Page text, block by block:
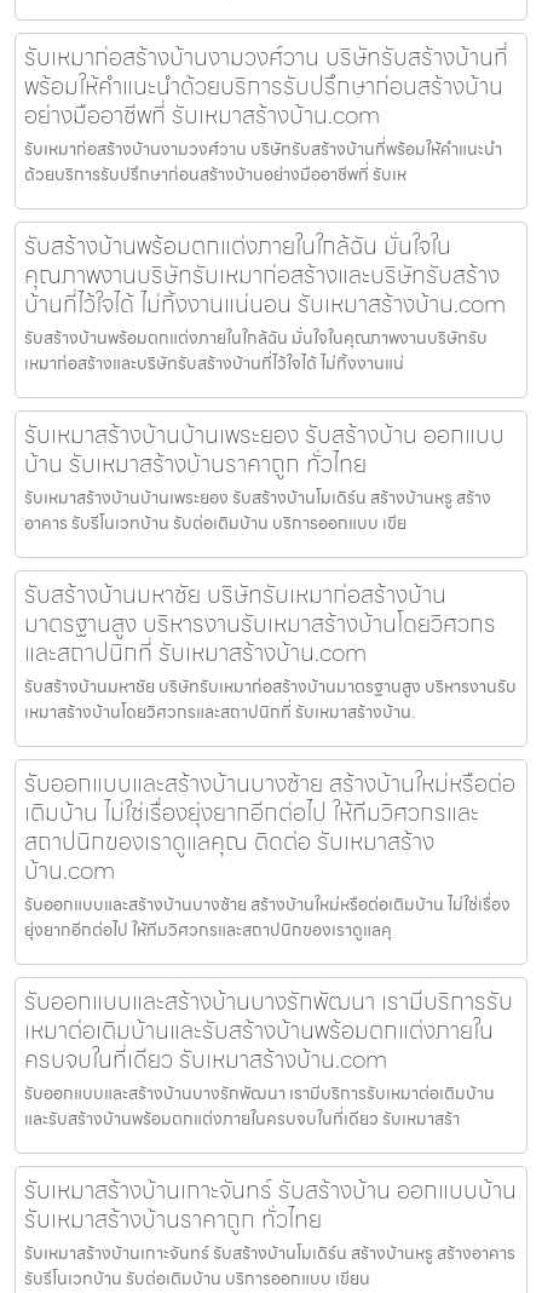
รับเหมาก่อสร้างบ้านงามวงศ์วาน บริษัทรับสร้างบ้านที่
พร้อมให้คำแนะนำด้วยบริการรับปรึกษาก่อนสร้างบ้าน
อย่างมืออาชีพที่ รับเหมาสร้างบ้าน.com
รับเหมาก่อสร้างบ้านงามวงศ์วาน บริษัทรับสร้างบ้านที่พร้อมให้คำแนะนำ
ด้วยบริการรับปรึกษาก่อนสร้างบ้านอย่างมืออาชีพที่ รับเห
รับสร้างบ้านพร้อมตกแต่งภายในใกล้ฉัน มั่นใจใน
คุณภาพงานบริษัทรับเหมาก่อสร้างและบริษัทรับสร้าง
บ้านที่ไว้ใจได้ ไม่ทิ้งงานแน่นอน รับเหมาสร้างบ้าน.com
รับสร้างบ้านพร้อมตกแต่งภายในใกล้ฉัน มั่นใจในคุณภาพงานบริษัทรับ
เหมาก่อสร้างและบริษัทรับสร้างบ้านที่ไว้ใจได้ ไม่ทิ้งงานแน่
รับเหมาสร้างบ้านบ้านเพระยอง รับสร้างบ้าน ออกแบบ
บ้าน รับเหมาสร้างบ้านราคาถูก ทั่วไทย
รับเหมาสร้างบ้านบ้านเพระยอง รับสร้างบ้านโมเดิร์น สร้างบ้านหรู สร้าง
อาคาร รับรีโนเวทบ้าน รับต่อเติมบ้าน บริการออกแบบ เขีย
รับสร้างบ้านมหาชัย บริษัทรับเหมาก่อสร้างบ้าน
มาตรฐานสูง บริหารงานรับเหมาสร้างบ้านโดยวิศวกร
และสถาปนิกที่ รับเหมาสร้างบ้าน.com
รับสร้างบ้านมหาชัย บริษัทรับเหมาก่อสร้างบ้านมาตรฐานสูง บริหารงานรับ
เหมาสร้างบ้านโดยวิศวกรและสถาปนิกที่ รับเหมาสร้างบ้าน.
รับออกแบบและสร้างบ้านบางซ้าย สร้างบ้านใหม่หรือต่อ
เติมบ้าน ไม่ใช่เรื่องยุ่งยากอีกต่อไป ให้ทีมวิศวกรและ
สถาปนิกของเราดูแลคุณ ติดต่อ รับเหมาสร้าง
บ้าน.com
รับออกแบบและสร้างบ้านบางซ้าย สร้างบ้านใหม่หรือต่อเติมบ้าน ไม่ใช่เรื่อง
ยุ่งยากอีกต่อไป ให้ทีมวิศวกรและสถาปนิกของเราดูแลคุ
รับออกแบบและสร้างบ้านบางรักพัฒนา เรามีบริการรับ
เหมาต่อเติมบ้านและรับสร้างบ้านพร้อมตกแต่งภายใน
ครบจบในที่เดียว รับเหมาสร้างบ้าน.com
รับออกแบบและสร้างบ้านบางรักพัฒนา เรามีบริการรับเหมาต่อเติมบ้าน
และรับสร้างบ้านพร้อมตกแต่งภายในครบจบในที่เดียว รับเหมาสร้า
รับเหมาสร้างบ้านเกาะจันทร์ รับสร้างบ้าน ออกแบบบ้าน
รับเหมาสร้างบ้านราคาถูก ทั่วไทย
รับเหมาสร้างบ้านเกาะจันทร์ รับสร้างบ้านโมเดิร์น สร้างบ้านหรู สร้างอาคาร
รับรีโนเวทบ้าน รับต่อเติมบ้าน บริการออกแบบ เขียน